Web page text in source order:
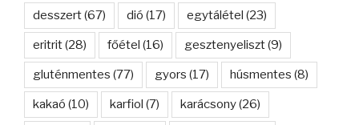
desszert(67) dió (17) egytálétel (23)
eritrit(28) főétel (16) gesztenyeliszt(9)
gluténmentes (77) gyors (17) húsmentes (8)
kakaó (10) karfiol (7) karácsony(26)